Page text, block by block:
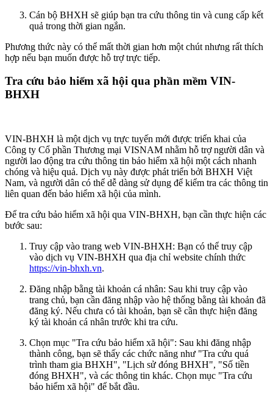
Cán bộ BHXH sẽ giúp bạn tra cứu thông tin và cung cấp kết
quả trong thời gian ngắn.
Phương thức này có thể mất thời gian hơn một chút nhưng rất thích
hợp nếu bạn muốn được hỗ trợ trực tiếp.
Tra cứu bảo hiểm xã hội qua phần mềm VIN-
BHXH
VIN-BHXH là một dịch vụ trực tuyến mới được triển khai của
Công ty Cổ phần Thương mại VISNAM nhằm hỗ trợ người dân và
người lao động tra cứu thông tin bảo hiểm xã hội một cách nhanh
chóng và hiệu quả. Dịch vụ này được phát triển bởi BHXH Việt
Nam, và người dân có thể dễ dàng sử dụng để kiểm tra các thông tin
liên quan đến bảo hiểm xã hội của mình.
Để tra cứu bảo hiểm xã hội qua VIN-BHXH, bạn cần thực hiện các
bước sau:
Truy cập vào trang web VIN-BHXH: Bạn có thể truy cập
vào dịch vụ VIN-BHXH qua địa chỉ website chính thức
https://vin-bhxh.vn.
Đăng nhập bằng tài khoản cá nhân: Sau khi truy cập vào
trang chủ, bạn cần đăng nhập vào hệ thống bằng tài khoản đã
đăng ký. Nếu chưa có tài khoản, bạn sẽ cần thực hiện đăng
ký tài khoản cá nhân trước khi tra cứu.
Chọn mục "Tra cứu bảo hiểm xã hội": Sau khi đăng nhập
thành công, bạn sẽ thấy các chức năng như "Tra cứu quá
trình tham gia BHXH", "Lịch sử đóng BHXH", "Số tiền
đóng BHXH", và các thông tin khác. Chọn mục "Tra cứu
bảo hiểm xã hội" để bắt đầu.